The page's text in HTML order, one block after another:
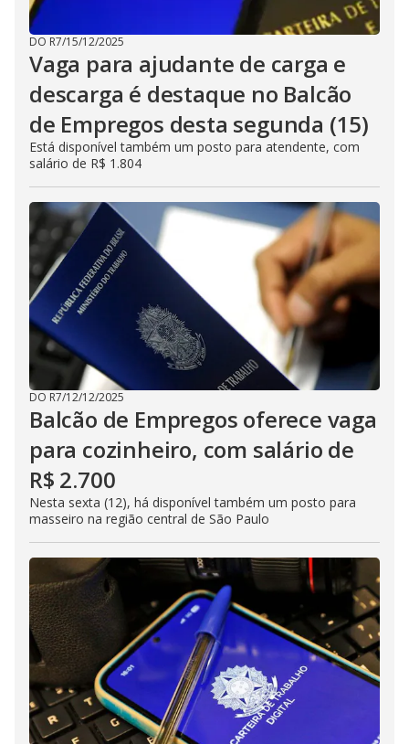
DO R7/15/12/2025
Vaga para ajudante de carga e
descarga é destaque no Balcão
de Empregos desta segunda (15)
Está disponível também um posto para atendente, com
salário de R$ 1.804
DO R7/12/12/2025
Balcão de Empregos oferece vaga
para cozinheiro, com salário de
R$ 2.700
Nesta sexta (12), há disponível também um posto para
masseiro na região central de São Paulo